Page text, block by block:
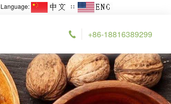
Language: ∷
+86-18816389299